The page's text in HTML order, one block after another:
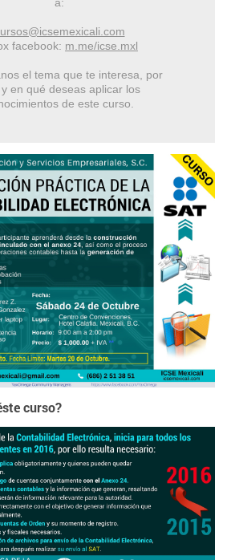
facebook: m.me/icse.mxl
el tema que te interesa, por
en qué deseas aplicar los
de este curso.
curso?